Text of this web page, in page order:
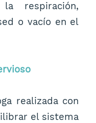
respiración,
o vacío en el
realizada con
el sistema